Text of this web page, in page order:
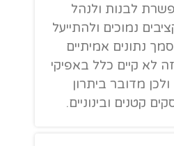
לבנות ולנהל
נמוכים ולהתייעל
נתונים אמיתיים
לא קיים כלל באפיקי
מדובר ביתרון
קטנים ובינוניים.